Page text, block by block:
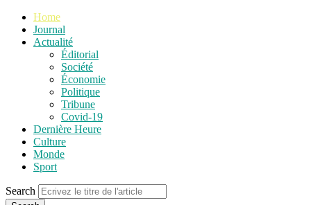
Home
Journal
Actualité
Éditorial
Société
Économie
Politique
Tribune
Covid-19
Dernière Heure
Culture
Monde
Sport
Search